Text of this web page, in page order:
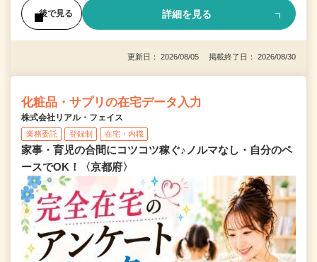
後で見る 詳細を見る
更新日： 2026/08/05 掲載終了日： 2026/08/30
化粧品・サプリの在宅データ入力
株式会社リアル・フェイス
業務委託 登録制 在宅・内職
家事・育児の合間にコツコツ稼ぐ♪ノルマなし・自分のペ
ースでOK！〈京都府〉